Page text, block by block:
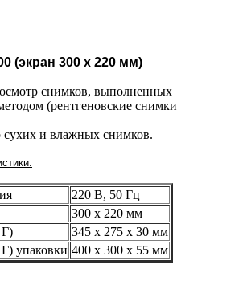
(экран 300 х 220 мм)
снимков, выполненных
(рентгеновские снимки
и влажных снимков.
220 В, 50 Гц
300 х 220 мм
345 х 275 х 30 мм
упаковки 400 х 300 х 55 мм